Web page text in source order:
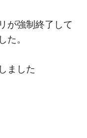
が強制終了して
た。
ました